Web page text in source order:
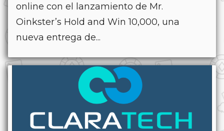
online con el lanzamiento de Mr.
Oinkster’s Hold and Win 10,000, una
nueva entrega de...